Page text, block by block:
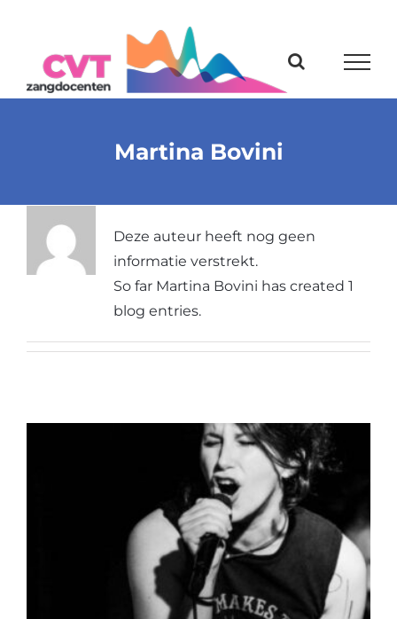
inhoud
Martina Bovini
Deze auteur heeft nog geen
informatie verstrekt.
So far Martina Bovini has created 1
blog entries.